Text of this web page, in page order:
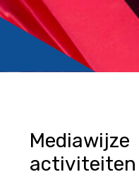
Mediawijze
activiteiten